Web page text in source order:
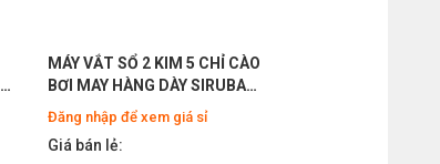
MÁY VẮT SỔ 2 KIM 5 CHỈ CÀO
BƠI MAY HÀNG DÀY SIRUBA
757KT - 516M-3
Đăng nhập để xem giá sỉ
Giá bán lẻ: